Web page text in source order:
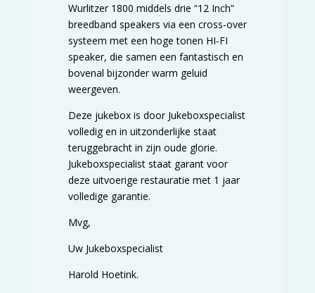
Wurlitzer 1800 middels drie “12 Inch”
breedband speakers via een cross-over
systeem met een hoge tonen HI-FI
speaker, die samen een fantastisch en
bovenal bijzonder warm geluid
weergeven.
Deze jukebox is door Jukeboxspecialist
volledig en in uitzonderlijke staat
teruggebracht in zijn oude glorie.
Jukeboxspecialist staat garant voor
deze uitvoerige restauratie met 1 jaar
volledige garantie.
Mvg,
Uw Jukeboxspecialist
Harold Hoetink.